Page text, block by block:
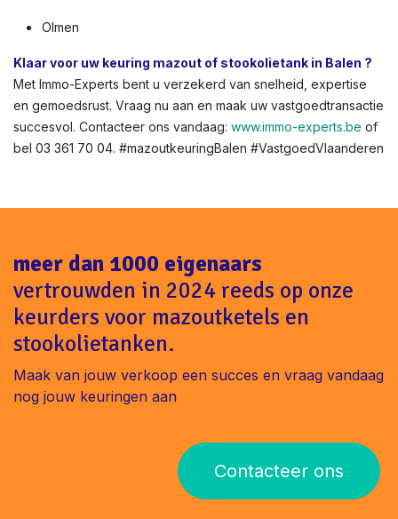
Olmen
Klaar voor uw keuring mazout of stookolietank in Balen ?
Met Immo-Experts bent u verzekerd van snelheid, expertise
en gemoedsrust. Vraag nu aan en maak uw vastgoedtransactie
succesvol. Contacteer ons vandaag: www.immo-experts.be of
bel 03 361 70 04. #mazoutkeuringBalen #VastgoedVlaanderen
meer dan 1000 eigenaars
vertrouwden in 2024 reeds op onze
keurders voor mazoutketels en
stookolietanken.
Maak van jouw verkoop een succes en vraag vandaag
nog jouw keuringen aan
Contacteer ons